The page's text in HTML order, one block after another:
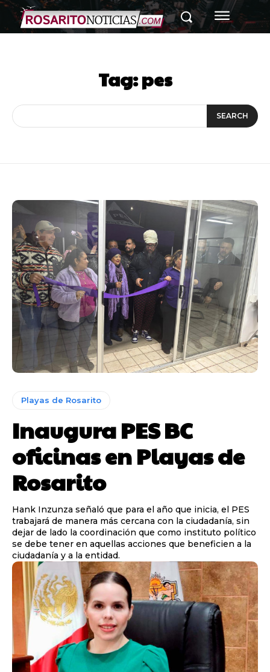
Tag:pes
SEARCH
Playas de Rosarito
Inaugura PES BC
oficinas en Playas de
Rosarito
Hank Inzunza señaló que para el año que inicia, el PES
trabajará de manera más cercana con la ciudadanía, sin
dejar de lado la coordinación que como instituto político
se debe tener en aquellas acciones que beneficien a la
ciudadanía y a la entidad.